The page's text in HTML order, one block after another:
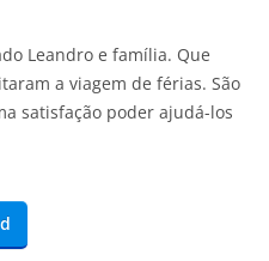
Leandro e família. Que
a viagem de férias. São
satisfação poder ajudá-los